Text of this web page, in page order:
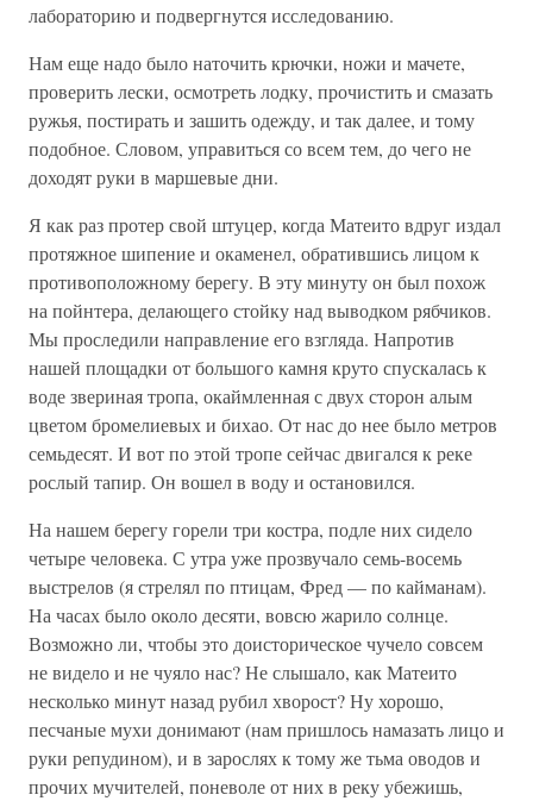
лабораторию и подвергнутся исследованию.
Нам еще надо было наточить крючки, ножи и мачете,
проверить лески, осмотреть лодку, прочистить и смазать
ружья, постирать и зашить одежду, и так далее, и тому
подобное. Словом, управиться со всем тем, до чего не
доходят руки в маршевые дни.
Я как раз протер свой штуцер, когда Матеито вдруг издал
протяжное шипение и окаменел, обратившись лицом к
противоположному берегу. В эту минуту он был похож
на пойнтера, делающего стойку над выводком рябчиков.
Мы проследили направление его взгляда. Напротив
нашей площадки от большого камня круто спускалась к
воде звериная тропа, окаймленная с двух сторон алым
цветом бромелиевых и бихао. От нас до нее было метров
семьдесят. И вот по этой тропе сейчас двигался к реке
рослый тапир. Он вошел в воду и остановился.
На нашем берегу горели три костра, подле них сидело
четыре человека. С утра уже прозвучало семь-восемь
выстрелов (я стрелял по птицам, Фред — по кайманам).
На часах было около десяти, вовсю жарило солнце.
Возможно ли, чтобы это доисторическое чучело совсем
не видело и не чуяло нас? Не слышало, как Матеито
несколько минут назад рубил хворост? Ну хорошо,
песчаные мухи донимают (нам пришлось намазать лицо и
руки репудином), и в зарослях к тому же тьма оводов и
прочих мучителей, поневоле от них в реку убежишь,